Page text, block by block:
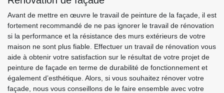
Avant de mettre en œuvre le travail de peinture de la façade, il est
fortement recommandé de ne pas ignorer le travail de rénovation
si la performance et la résistance des murs extérieurs de votre
maison ne sont plus fiable. Effectuer un travail de rénovation vous
aide à obtenir votre satisfaction sur le résultat de votre projet de
peinture de façade en terme de durabilité de fonctionnement et
également d’esthétique. Alors, si vous souhaitez rénover votre
façade, nous vous conseillons de le faire ensemble avec votre